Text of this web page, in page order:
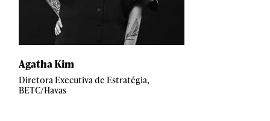
Agatha Kim
Diretora Executiva de Estratégia,
BETC/Havas